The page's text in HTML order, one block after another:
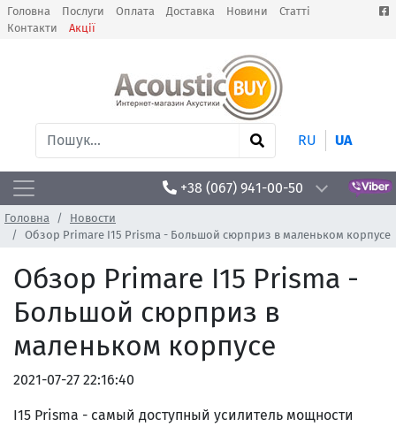
Головна Послуги Оплата Доставка Новини
Статті
Контакти
Акції
RU UA
+38 (067) 941-00-50
Головна
Новости
Обзор Primare I15 Prisma - Большой сюрприз в маленьком корпусе
Обзор Primare I15 Prisma -
Большой сюрприз в
маленьком корпусе
2021-07-27 22:16:40
I15 Prisma - самый доступный усилитель мощности